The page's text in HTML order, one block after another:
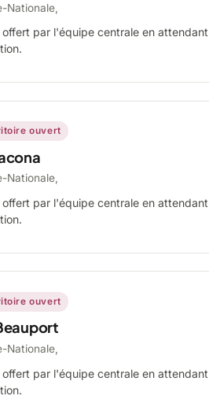
Nationale,
offert par l'équipe centrale en attendant
ouvert
Nationale,
offert par l'équipe centrale en attendant
ouvert
Nationale,
offert par l'équipe centrale en attendant